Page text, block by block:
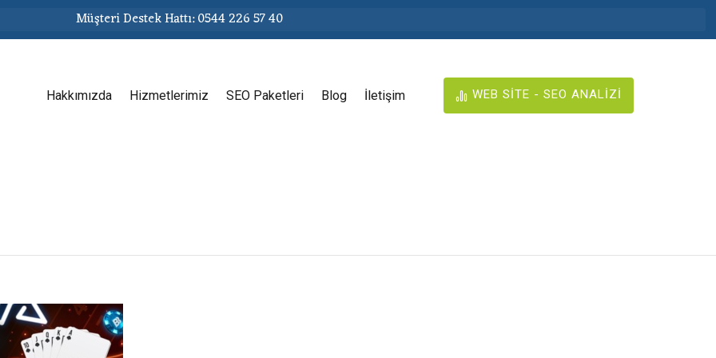
Müşteri Destek Hattı: 0544 226 57 40
Hakkımızda Hizmetlerimiz SEO Paketleri Blog İletişim WEB SİTE - SEO ANALİZİ